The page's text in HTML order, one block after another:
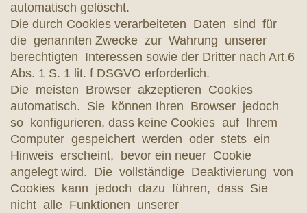
automatisch gelöscht.
Die durch Cookies verarbeiteten Daten sind für
die genannten Zwecke zur Wahrung unserer
berechtigten Interessen sowie der Dritter nach Art.6
Abs. 1 S. 1 lit. f DSGVO erforderlich.
Die meisten Browser akzeptieren Cookies
automatisch. Sie können Ihren Browser jedoch
so konfigurieren, dass keine Cookies auf Ihrem
Computer gespeichert werden oder stets ein
Hinweis erscheint, bevor ein neuer Cookie
angelegt wird. Die vollständige Deaktivierung von
Cookies kann jedoch dazu führen, dass Sie
nicht alle Funktionen unserer